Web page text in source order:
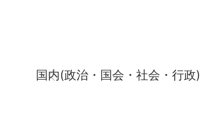
国内(政治・国会・社会・行政)